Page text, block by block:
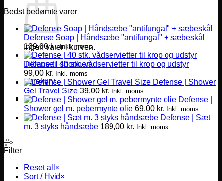
Ingen varer i kurven.
Tilbage til shoppen
Varekurv
Bedst bedømte varer
Defense Soap | Håndsæbe "antifungal" + sæbeskål
139,00kr. Inkl. moms
Defense | 40 stk. vådservietter til krop og udstyr
99,00 kr. Inkl. moms
Defense | Shower
Gel Travel Size 39,00 kr. Inkl. moms
Defense |
Shower gel m. pebermynte olie 69,00 kr. Inkl. moms
Defense | Sæt
m. 3 styks håndsæbe 189,00 kr. Inkl. moms
Filter
Reset all ×
Sort / Hvid×